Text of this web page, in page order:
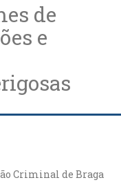
de
e
Criminal de Braga